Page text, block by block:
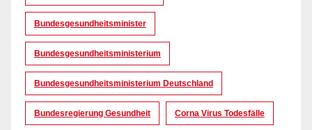
Bundesgesundheitsminister
Bundesgesundheitsministerium
Bundesgesundheitsministerium Deutschland
Bundesregierung Gesundheit Corna Virus Todesfälle